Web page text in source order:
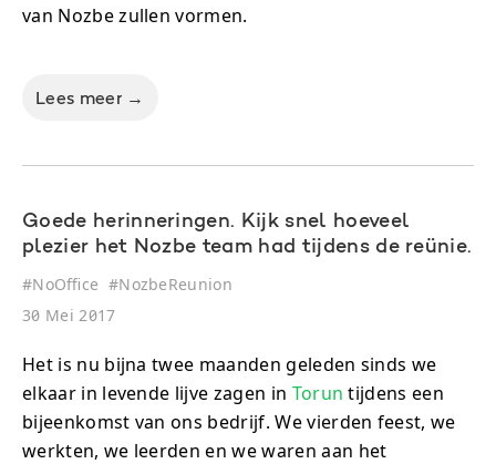
van Nozbe zullen vormen.
Lees meer →
Goede herinneringen. Kijk snel hoeveel
plezier het Nozbe team had tijdens de reünie.
#NoOffice #NozbeReunion
30 Mei 2017
Het is nu bijna twee maanden geleden sinds we
elkaar in levende lijve zagen in Torun tijdens een
bijeenkomst van ons bedrijf. We vierden feest, we
werkten, we leerden en we waren aan het